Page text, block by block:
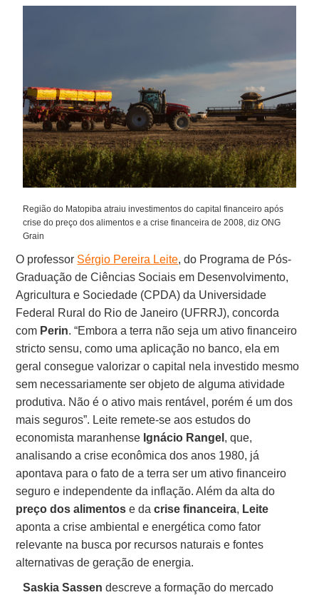
Região do Matopiba atraiu investimentos do capital financeiro após
crise do preço dos alimentos e a crise financeira de 2008, diz ONG
Grain
O professor Sérgio Pereira Leite, do Programa de Pós-
Graduação de Ciências Sociais em Desenvolvimento,
Agricultura e Sociedade (CPDA) da Universidade
Federal Rural do Rio de Janeiro (UFRRJ), concorda
com Perin. “Embora a terra não seja um ativo financeiro
stricto sensu, como uma aplicação no banco, ela em
geral consegue valorizar o capital nela investido mesmo
sem necessariamente ser objeto de alguma atividade
produtiva. Não é o ativo mais rentável, porém é um dos
mais seguros”. Leite remete-se aos estudos do
economista maranhense Ignácio Rangel , que,
analisando a crise econômica dos anos 1980, já
apontava para o fato de a terra ser um ativo financeiro
seguro e independente da inflação. Além da alta do
preço dos alimentos e dacrise financeira, Leite
aponta a crise ambiental e energética como fator
relevante na busca por recursos naturais e fontes
alternativas de geração de energia.
Saskia Sassen descreve a formação do mercado